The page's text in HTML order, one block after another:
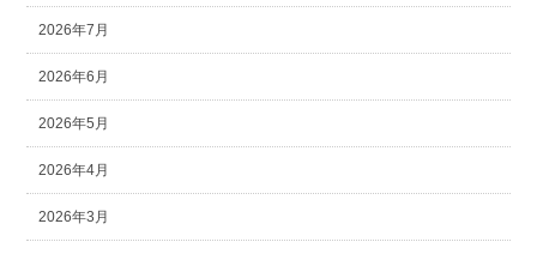
2026年7月
2026年6月
2026年5月
2026年4月
2026年3月